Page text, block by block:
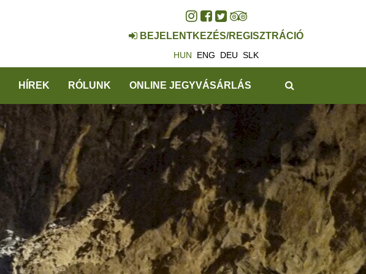
BEJELENTKEZÉS/REGISZTRÁCIÓ
HUN ENG DEU SLK
HÍREK RÓLUNK ONLINE JEGYVÁSÁRLÁS